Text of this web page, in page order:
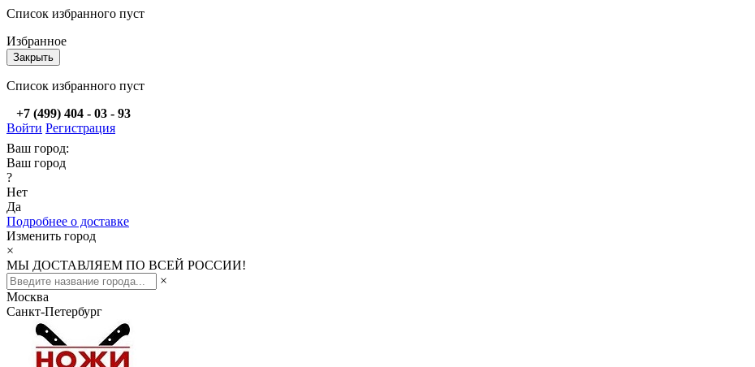
Список избранного пуст
Избранное
Закрыть
Список избранного пуст
+7 (499) 404 - 03 - 93
Войти Регистрация
Ваш город:
Ваш город
?
Нет
Да
Подробнее о доставке
Изменить город
×
МЫ ДОСТАВЛЯЕМ ПО ВСЕЙ РОССИИ!
×
Москва
Санкт-Петербург